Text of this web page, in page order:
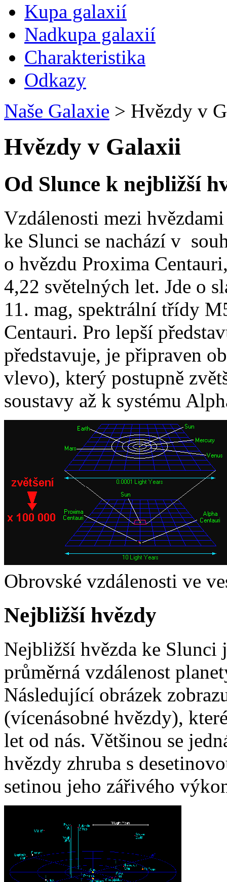
Kupa galaxií
Nadkupa galaxií
Charakteristika
Odkazy
Naše Galaxie > Hvězdy v
Hvězdy v Galaxii
Od Slunce k nejbližší
Vzdálenosti mezi
ke Slunci se nachází v
o hvězdu Proxima
4,22 světelných let. Jde o
11. mag, spektrální třídy
Centauri. Pro lepší
představuje, je připraven
vlevo), který postupně
soustavy až k systému
Obrovské vzdálenosti ve
Nejbližší hvězdy
Nejbližší hvězda ke Slunci
průměrná vzdálenost
Následující obrázek
(vícenásobné hvězdy),
let od nás. Většinou se
hvězdy zhruba s
setinou jeho zářivého